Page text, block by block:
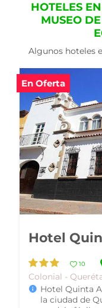
HOTELES
MUSEO
Algunos hoteles
Hotel
10
Familiar -
Hotel Grand